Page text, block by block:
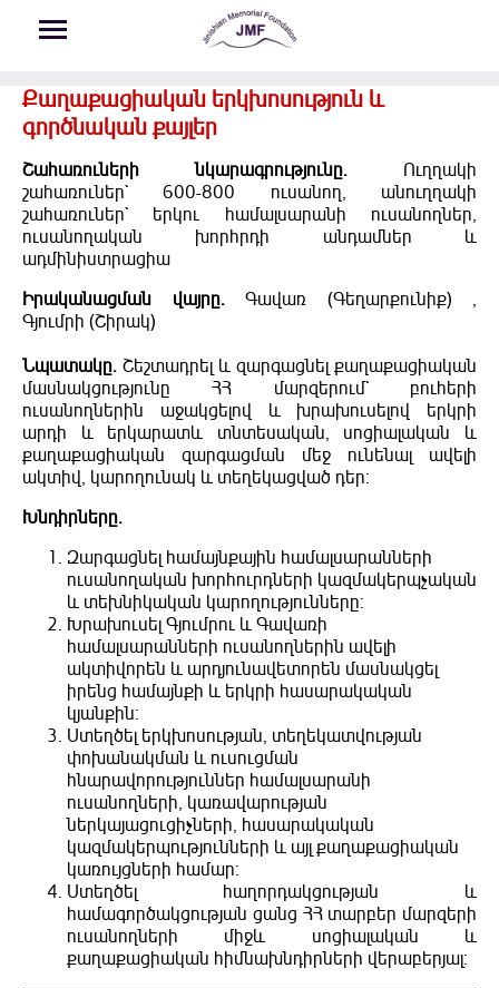
Քաղաքացիական երկխոսություն և
գործնական քայլեր
Շահառուների նկարագրությունը.Ուղղակի
շահառուներ` 600-800 ուսանող, անուղղակի
շահառուներ` երկու համալսարանի ուսանողներ,
ուսանողական խորհրդի անդամներ և
ադմինիստրացիա
Իրականացման վայրը.Գավառ (Գեղարքունիք) ,
Գյումրի (Շիրակ)
Նպատակը. Շեշտադրել և զարգացնել քաղաքացիական
մասնակցությունը ՀՀ մարզերում` բուհերի
ուսանողներին աջակցելով և խրախուսելով երկրի
արդի և երկարատև տնտեսական, սոցիալական և
քաղաքացիական զարգացման մեջ ունենալ ավելի
ակտիվ, կարողունակ և տեղեկացված դեր:
Խնդիրները.
Զարգացնել համայնքային համալսարանների
ուսանողական խորհուրդների կազմակերպչական
և տեխնիկական կարողությունները:
Խրախուսել Գյումրու և Գավառի
համալսարանների ուսանողներին ավելի
ակտիվորեն և արդյունավետորեն մասնակցել
իրենց համայնքի և երկրի հասարակական
կյանքին:
Ստեղծել երկխոսության, տեղեկատվության
փոխանակման և ուսուցման
հնարավորություններ համալսարանի
ուսանողների, կառավարության
ներկայացուցիչների, հասարակական
կազմակերպությունների և այլ քաղաքացիական
կառույցների համար:
Ստեղծել հաղորդակցության և
համագործակցության ցանց ՀՀ տարբեր մարզերի
ուսանողների միջև սոցիալական և
քաղաքացիական հիմնախնդիրների վերաբերյալ: